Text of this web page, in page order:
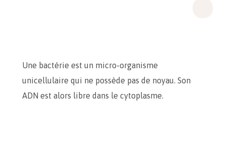
Une bactérie est un micro-organisme
unicellulaire qui ne possède pas de noyau. Son
ADN est alors libre dans le cytoplasme.